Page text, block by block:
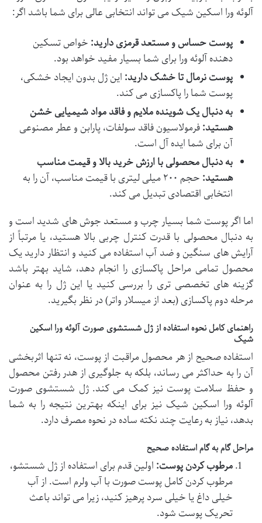
آلوئه ورا اسکین شیک می تواند انتخابی عالی برای شما باشد اگر:
پوست حساس و مستعد قرمزی دارید: خواص تسکین
دهنده آلوئه ورا برای شما بسیار مفید خواهد بود.
پوست نرمال تا خشک دارید: این ژل بدون ایجاد خشکی،
پوست شما را پاکسازی می کند.
به دنبال یک شوینده ملایم و فاقد مواد شیمیایی خشن
هستید:فرمولاسیون فاقد سولفات، پارابن و عطر مصنوعی
آن برای شما ایده آل است.
به دنبال محصولی با ارزش خرید بالا و قیمت مناسب
هستید:
حجم ۲۰۰ میلی لیتری با قیمت مناسب، آن را به
انتخابی اقتصادی تبدیل می کند.
اما اگر پوست شما بسیار چرب و مستعد جوش های شدید است و
به دنبال محصولی با قدرت کنترل چربی بالا هستید، یا مرتباً از
آرایش های سنگین و ضد آب استفاده می کنید و انتظار دارید یک
محصول تمامی مراحل پاکسازی را انجام دهد، شاید بهتر باشد
گزینه های تخصصی تری را بررسی کنید یا این ژل را به عنوان
مرحله دوم پاکسازی (بعد از میسلار واتر) در نظر بگیرید.
راهنمای کامل نحوه استفاده از ژل شستشوی صورت آلوئه ورا اسکین
شیک
استفاده صحیح از هر محصول مراقبت از پوست، نه تنها اثربخشی
آن را به حداکثر می رساند، بلکه به جلوگیری از هدر رفتن محصول
و حفظ سلامت پوست نیز کمک می کند. ژل شستشوی صورت
آلوئه ورا اسکین شیک نیز برای اینکه بهترین نتیجه را به شما
بدهد، نیاز به رعایت چند نکته ساده در نحوه مصرف دارد.
مراحل گام به گام استفاده صحیح
مرطوب کردن پوست: اولین قدم برای استفاده از ژل شستشو،
مرطوب کردن کامل پوست صورت با آب ولرم است. از آب
خیلی داغ یا خیلی سرد پرهیز کنید، زیرا می تواند باعث
تحریک پوست شود.